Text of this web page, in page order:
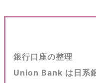
銀行口座の整理
Union Bank は日系